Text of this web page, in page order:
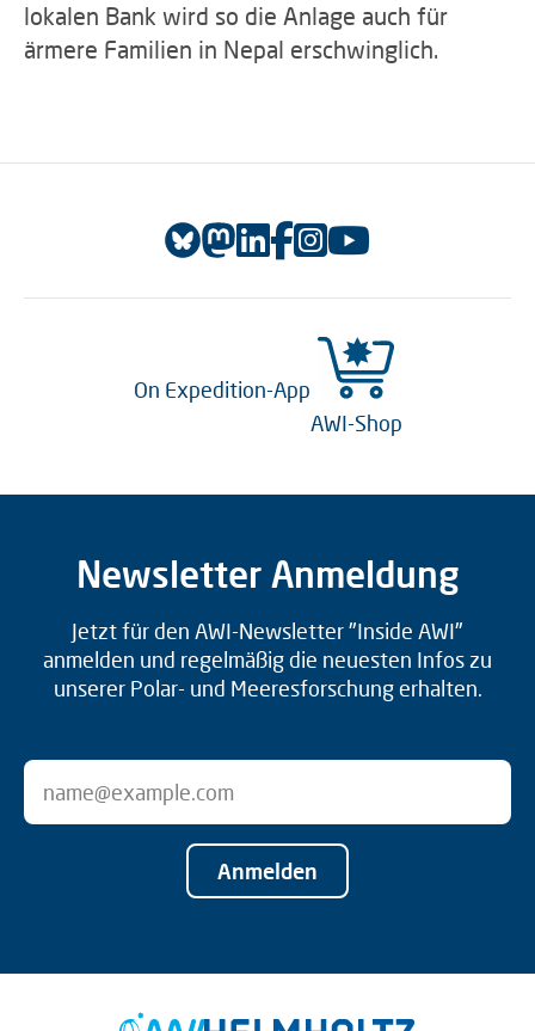
lokalen Bank wird so die Anlage auch für
ärmere Familien in Nepal erschwinglich.
On Expedition-App
AWI-Shop
Newsletter Anmeldung
Jetzt für den AWI-Newsletter "Inside AWI"
anmelden und regelmäßig die neuesten Infos zu
unserer Polar- und Meeresforschung erhalten.
Anmelden